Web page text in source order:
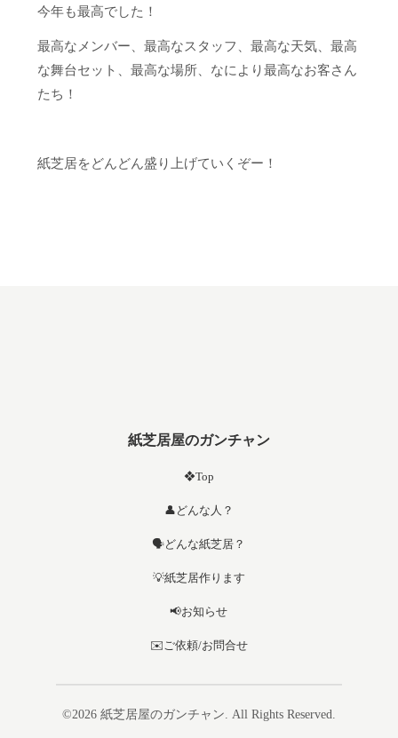
今年も最高でした！
最高なメンバー、最高なスタッフ、最高な天気、最高
な舞台セット、最高な場所、なにより最高なお客さん
たち！
紙芝居をどんどん盛り上げていくぞー！
紙芝居屋のガンチャン
❖Top
👤どんな人？
🗣️どんな紙芝居？
💡紙芝居作ります
📢お知らせ
✉️ご依頼/お問合せ
©2026 紙芝居屋のガンチャン . All Rights Reserved.